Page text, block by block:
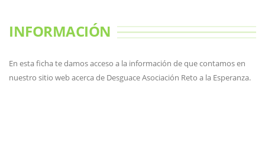
INFORMACIÓN
En esta ficha te damos acceso a la información de que contamos en
nuestro sitio web acerca de Desguace Asociación Reto a la Esperanza.